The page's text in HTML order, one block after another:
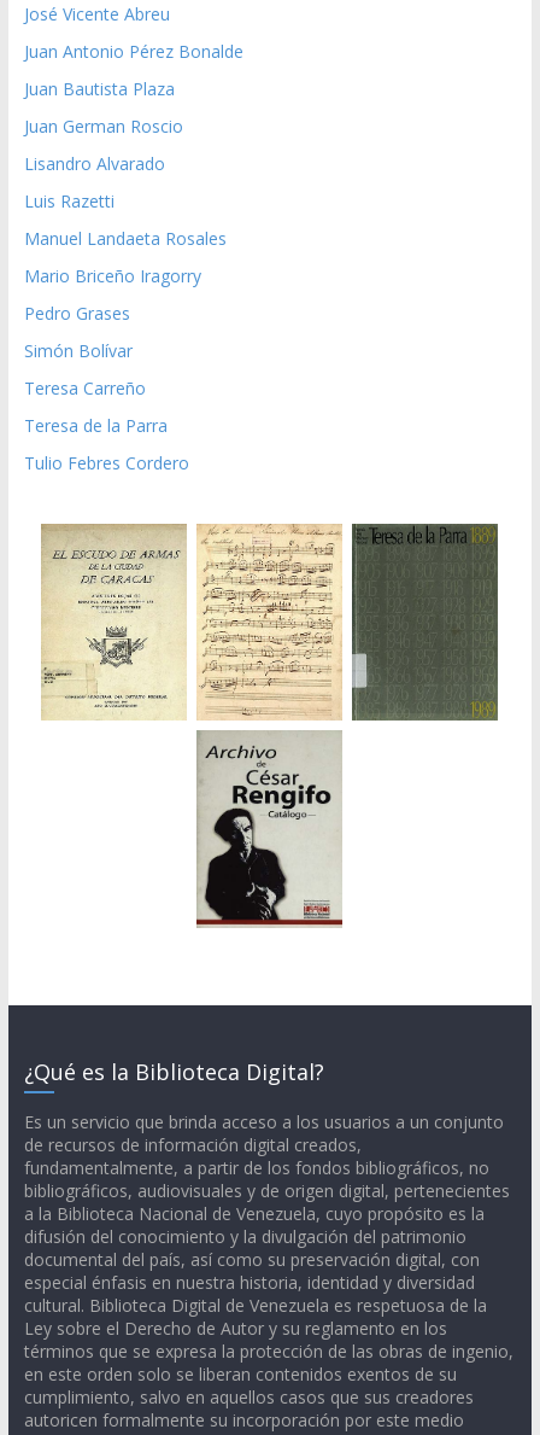
José Vicente Abreu
Juan Antonio Pérez Bonalde
Juan Bautista Plaza
Juan German Roscio
Lisandro Alvarado
Luis Razetti
Manuel Landaeta Rosales
Mario Briceño Iragorry
Pedro Grases
Simón Bolívar
Teresa Carreño
Teresa de la Parra
Tulio Febres Cordero
¿Qué es la Biblioteca Digital?
Es un servicio que brinda acceso a los usuarios a un conjunto
de recursos de información digital creados,
fundamentalmente, a partir de los fondos bibliográficos, no
bibliográficos, audiovisuales y de origen digital, pertenecientes
a la Biblioteca Nacional de Venezuela, cuyo propósito es la
difusión del conocimiento y la divulgación del patrimonio
documental del país, así como su preservación digital, con
especial énfasis en nuestra historia, identidad y diversidad
cultural. Biblioteca Digital de Venezuela es respetuosa de la
Ley sobre el Derecho de Autor y su reglamento en los
términos que se expresa la protección de las obras de ingenio,
en este orden solo se liberan contenidos exentos de su
cumplimiento, salvo en aquellos casos que sus creadores
autoricen formalmente su incorporación por este medio